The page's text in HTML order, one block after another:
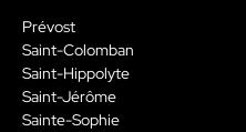
Prévost
Saint-Colomban
Saint-Hippolyte
Saint-Jérôme
Sainte-Sophie